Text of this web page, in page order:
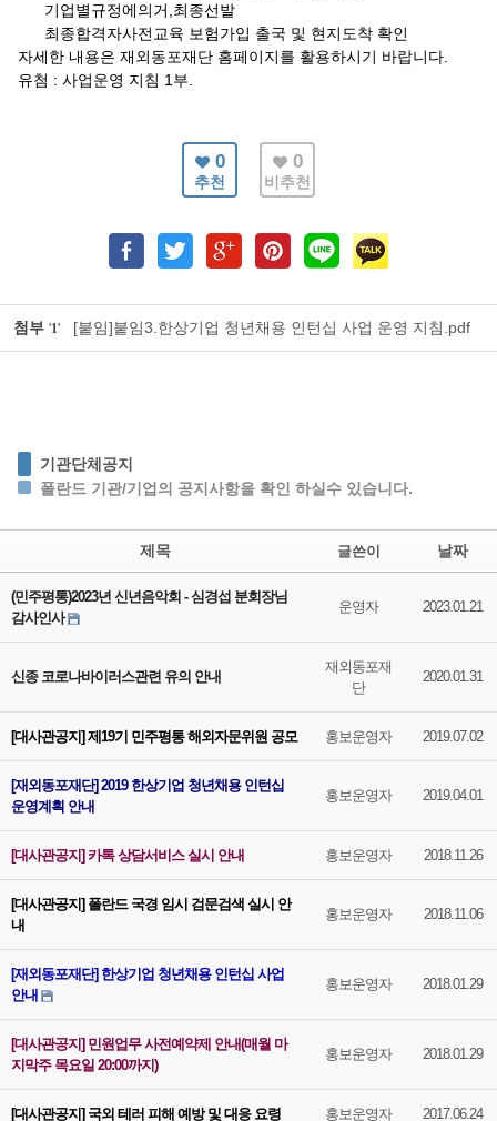
기업별규정에의거,최종선발
최종합격자사전교육 보험가입 출국 및 현지도착 확인
자세한 내용은 재외동포재단 홈페이지를 활용하시기 바랍니다.
유첨 : 사업운영 지침 1부.
0
추천
0
비추천
첨부 '1' [붙임]붙임3.한상기업 청년채용 인턴십 사업 운영 지침.pdf
기관단체공지
폴란드 기관/기업의 공지사항을 확인 하실수 있습니다.
제목 글쓴이 날짜
(민주평통)2023년 신년음악회 - 심경섭 분회장님
감사인사
운영자 2023.01.21
신종 코로나바이러스관련 유의 안내
재외동포재
단
2020.01.31
[대사관공지] 제19기 민주평통 해외자문위원 공모 홍보운영자 2019.07.02
[재외동포재단] 2019 한상기업 청년채용 인턴십
운영계획 안내
홍보운영자 2019.04.01
[대사관공지] 카톡 상담서비스 실시 안내 홍보운영자 2018.11.26
[대사관공지] 폴란드 국경 임시 검문검색 실시 안
내
홍보운영자 2018.11.06
[재외동포재단] 한상기업 청년채용 인턴십 사업
안내
홍보운영자 2018.01.29
[대사관공지] 민원업무 사전예약제 안내(매월 마
지막주 목요일 20:00까지)
홍보운영자 2018.01.29
[대사관공지] 국외 테러 피해 예방 및 대응 요령 홍보운영자 2017.06.24